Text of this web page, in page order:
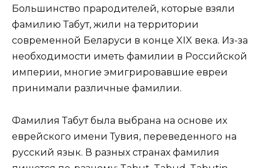
Большинство прародителей, которые взяли
фамилию Табут, жили на территории
современной Беларуси в конце XIX века. Из-за
необходимости иметь фамилии в Российской
империи, многие эмигрировавшие евреи
принимали различные фамилии.
Фамилия Табут была выбрана на основе их
еврейского имени Тувия, переведенного на
русский язык. В разных странах фамилия